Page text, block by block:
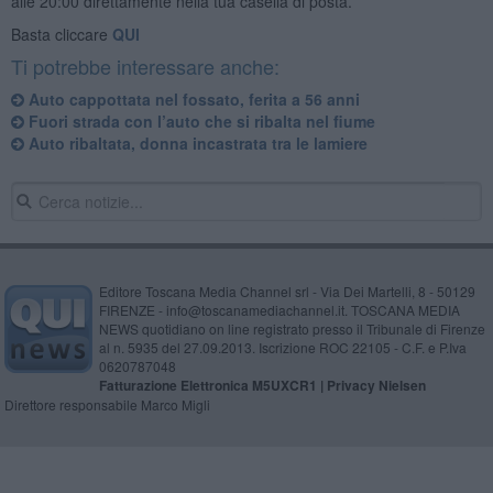
Basta cliccare QUI
Ti potrebbe interessare anche:
Auto cappottata nel fossato, ferita a 56 anni
Fuori strada con l’auto che si ribalta nel fiume
Auto ribaltata, donna incastrata tra le lamiere
Editore Toscana Media Channel srl - Via Dei Martelli, 8 - 50129
FIRENZE - info@toscanamediachannel.it. TOSCANA MEDIA
NEWS quotidiano on line registrato presso il Tribunale di Firenze
al n. 5935 del 27.09.2013. Iscrizione ROC 22105 - C.F. e P.Iva
0620787048
Fatturazione Elettronica M5UXCR1 | Privacy Nielsen
Direttore responsabile Marco Migli